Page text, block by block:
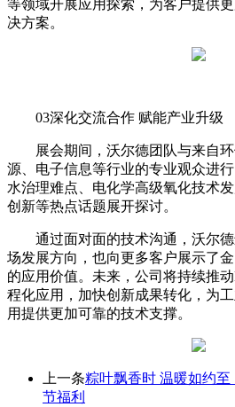
等领域开展应用探索，为客户提供
决方案。
03深化交流合作 赋能产业升级
展会期间，沃尔德团队与来自
源、电子信息等行业的专业观众进
水治理难点、电化学高级氧化技术
创新等热点话题展开探讨。
通过面对面的技术沟通，沃尔
场发展方向，也向更多客户展示了
的应用价值。未来，公司将持续推
程化应用，加快创新成果转化，为
用提供更加可靠的技术支撑。
上一条粽叶飘香时 温暖如约
节福利